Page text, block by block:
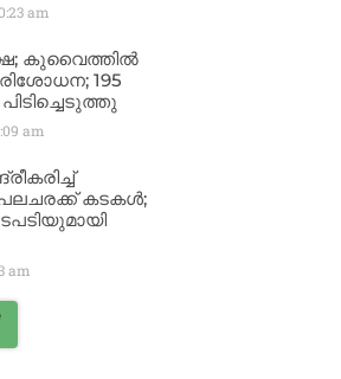
am
കുവൈത്തിൽ
195
am
കടകൾ;
am